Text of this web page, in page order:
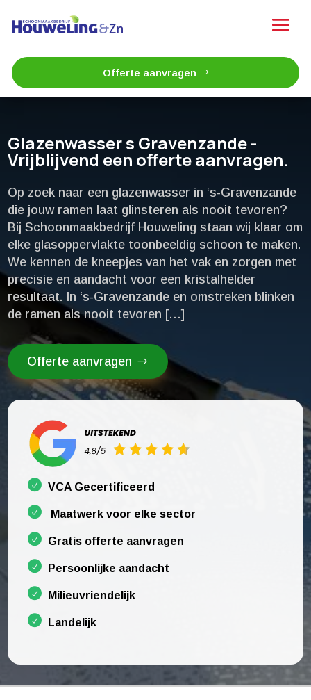
Offerte aanvragen
Glazenwasser s Gravenzande -
Vrijblijvend een offerte aanvragen.
Op zoek naar een glazenwasser in ‘s-Gravenzande
die jouw ramen laat glinsteren als nooit tevoren?
Bij Schoonmaakbedrijf Houweling staan wij klaar om
elke glasoppervlakte toonbeeldig schoon te maken.​
We kennen de kneepjes van het vak en zorgen met
precisie en aandacht voor een kristalhelder
resultaat.​ In ‘s-Gravenzande en omstreken blinken
de ramen als nooit tevoren […]
Offerte aanvragen
VCA Gecertificeerd
Maatwerk voor elke sector
Gratis offerte aanvragen
Persoonlijke aandacht
Milieuvriendelijk
Landelijk